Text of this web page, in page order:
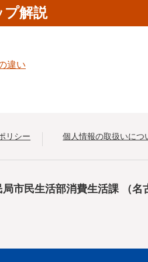
プ解説
違い
リシー 個人情報の取扱いにつ
市民生活部消費生活課（名